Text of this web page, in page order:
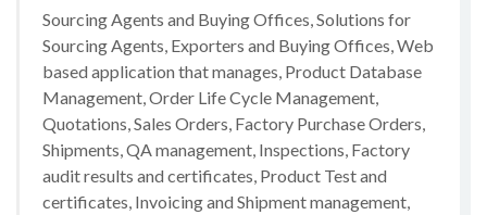
Sourcing Agents and Buying Offices, Solutions for
Sourcing Agents, Exporters and Buying Offices, Web
based application that manages, Product Database
Management, Order Life Cycle Management,
Quotations, Sales Orders, Factory Purchase Orders,
Shipments, QA management, Inspections, Factory
audit results and certificates, Product Test and
certificates, Invoicing and Shipment management,